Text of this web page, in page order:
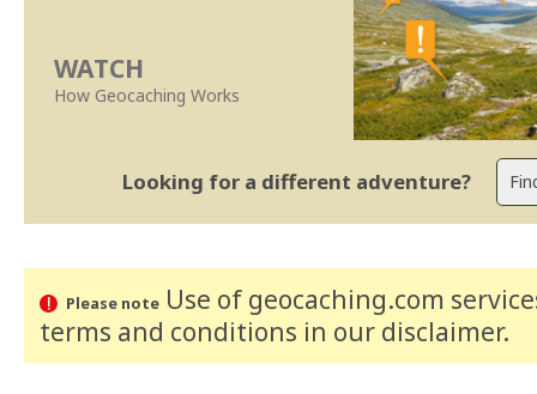
WATCH
How Geocaching Works
Looking for a different adventure?
Please noteUse of geocaching.com
terms and conditions in our disclaimer.